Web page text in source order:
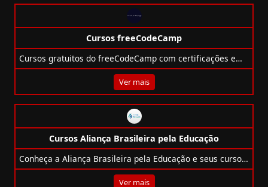
Cursos freeCodeCamp
Cursos gratuitos do freeCodeCamp com certificações em programação, front-end, back-end, Python e muito mais!
Ver mais
Cursos Aliança Brasileira pela Educação
Conheça a Aliança Brasileira pela Educação e seus cursos gratuitos nas áreas de inovação, liderança, tecnologia, ESG e muito mais.
Ver mais